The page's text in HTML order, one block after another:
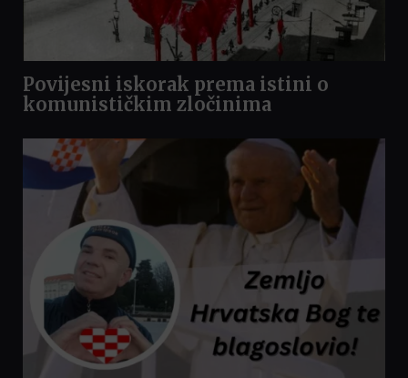
Povijesni iskorak prema istini o
komunističkim zločinima